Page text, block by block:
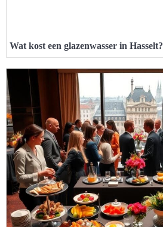
Wat kost een glazenwasser in Hasselt?